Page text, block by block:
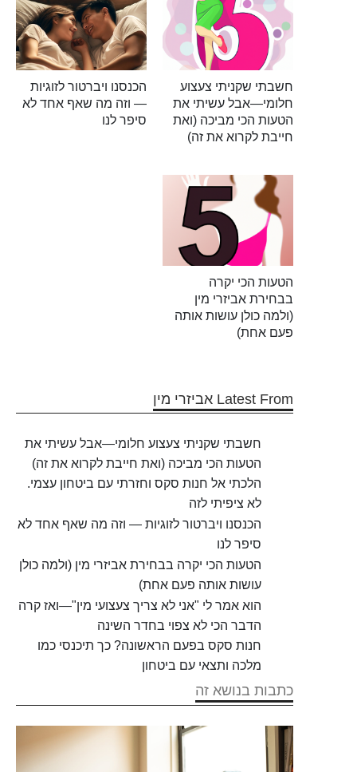
חשבתי שקניתי צעצוע
חלומי—אבל עשיתי את
הטעות הכי מביכה (ואת
חייבת לקרוא את זה)
הכנסנו ויברטור לזוגיות
— וזה מה שאף אחד לא
סיפר לנו
הטעות הכי יקרה
בבחירת אביזרי מין
(ולמה כולן עושות אותה
פעם אחת)
Latest From אביזרי מין
חשבתי שקניתי צעצוע חלומי—אבל עשיתי את
הטעות הכי מביכה (ואת חייבת לקרוא את זה)
הלכתי אל חנות סקס וחזרתי עם ביטחון עצמי.
לא ציפיתי לזה
הכנסנו ויברטור לזוגיות — וזה מה שאף אחד לא
סיפר לנו
הטעות הכי יקרה בבחירת אביזרי מין (ולמה כולן
עושות אותה פעם אחת)
הוא אמר לי "אני לא צריך צעצועי מין"—ואז קרה
הדבר הכי לא צפוי בחדר השינה
חנות סקס בפעם הראשונה? כך תיכנסי כמו
מלכה ותצאי עם ביטחון
כתבות בנושא זה